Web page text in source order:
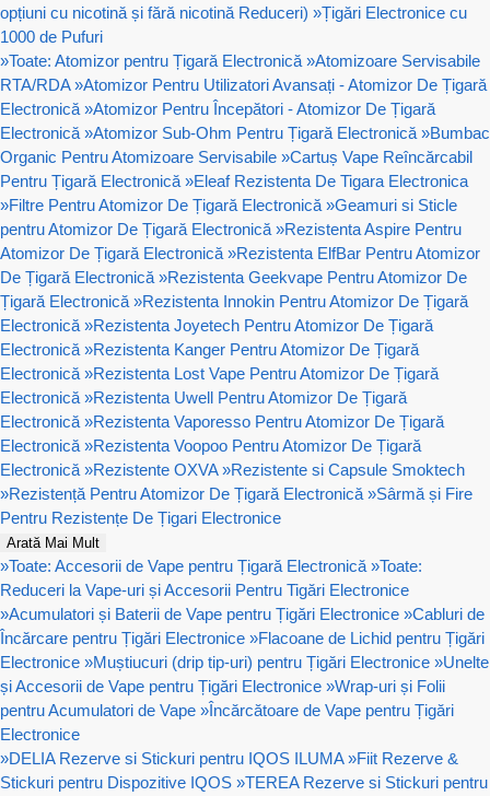
opțiuni cu nicotină și fără nicotină Reduceri) »Țigări Electronice cu
1000 de Pufuri
»Toate: Atomizor pentru Țigară Electronică »Atomizoare Servisabile
RTA/RDA »Atomizor Pentru Utilizatori Avansați - Atomizor De Țigară
Electronică »Atomizor Pentru Începători - Atomizor De Țigară
Electronică »Atomizor Sub-Ohm Pentru Țigară Electronică »Bumbac
Organic Pentru Atomizoare Servisabile »Cartuș Vape Reîncărcabil
Pentru Țigară Electronică »Eleaf Rezistenta De Tigara Electronica
»Filtre Pentru Atomizor De Țigară Electronică »Geamuri si Sticle
pentru Atomizor De Țigară Electronică »Rezistenta Aspire Pentru
Atomizor De Țigară Electronică »Rezistenta ElfBar Pentru Atomizor
De Țigară Electronică »Rezistenta Geekvape Pentru Atomizor De
Țigară Electronică »Rezistenta Innokin Pentru Atomizor De Țigară
Electronică »Rezistenta Joyetech Pentru Atomizor De Țigară
Electronică »Rezistenta Kanger Pentru Atomizor De Țigară
Electronică »Rezistenta Lost Vape Pentru Atomizor De Țigară
Electronică »Rezistenta Uwell Pentru Atomizor De Țigară
Electronică »Rezistenta Vaporesso Pentru Atomizor De Țigară
Electronică »Rezistenta Voopoo Pentru Atomizor De Țigară
Electronică »Rezistente OXVA »Rezistente si Capsule Smoktech
»Rezistență Pentru Atomizor De Țigară Electronică »Sârmă și Fire
Pentru Rezistențe De Țigari Electronice
Arată Mai Mult
»Toate: Accesorii de Vape pentru Țigară Electronică »Toate:
Reduceri la Vape-uri și Accesorii Pentru Tigări Electronice
»Acumulatori și Baterii de Vape pentru Țigări Electronice »Cabluri de
Încărcare pentru Țigări Electronice »Flacoane de Lichid pentru Țigări
Electronice »Muștiucuri (drip tip-uri) pentru Țigări Electronice »Unelte
și Accesorii de Vape pentru Țigări Electronice »Wrap-uri și Folii
pentru Acumulatori de Vape »Încărcătoare de Vape pentru Țigări
Electronice
»DELIA Rezerve si Stickuri pentru IQOS ILUMA »Fiit Rezerve &
Stickuri pentru Dispozitive IQOS »TEREA Rezerve si Stickuri pentru